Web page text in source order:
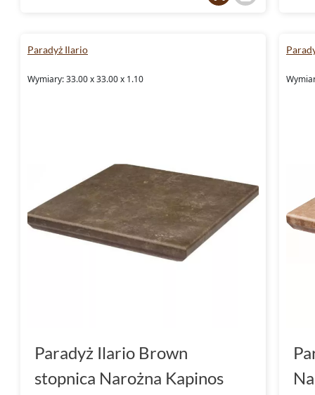
Paradyż Ilario
Wymiary: 33.00 x 33.00 x 1.10
Paradyż Ilario Brown
stopnica Narożna Kapinos